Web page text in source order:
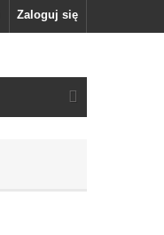
Zaloguj się